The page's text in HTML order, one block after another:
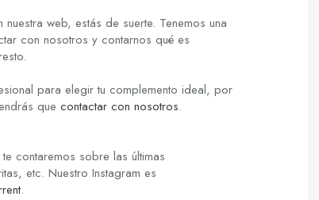
web, estás de suerte. Tenemos una
con nosotros y contarnos qué es
para elegir tu complemento ideal, por
que contactar con nosotros.
contaremos sobre las últimas
etc. Nuestro Instagram es
.